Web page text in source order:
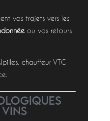
vos trajets vers les
ou vos retours
chauffeur VTC